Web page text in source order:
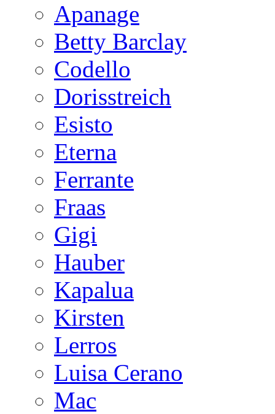
Apanage
Betty Barclay
Codello
Dorisstreich
Esisto
Eterna
Ferrante
Fraas
Gigi
Hauber
Kapalua
Kirsten
Lerros
Luisa Cerano
Mac